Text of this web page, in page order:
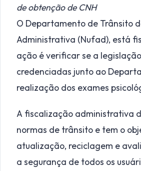
de obtenção de CNH
O Departamento de Trânsito
Administrativa (Nufad), está
ação é verificar se a
credenciadas junto ao
realização dos exames
A fiscalização administrativa
normas de trânsito e tem o
atualização, reciclagem e
a segurança de todos os